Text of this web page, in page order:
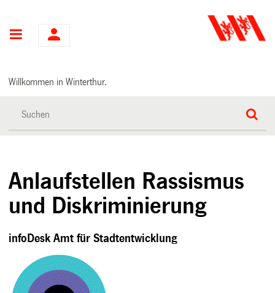
Hauptnavigation
Willkommen in Winterthur.
Anlaufstellen Rassismus
und Diskriminierung
infoDesk Amt für Stadtentwicklung